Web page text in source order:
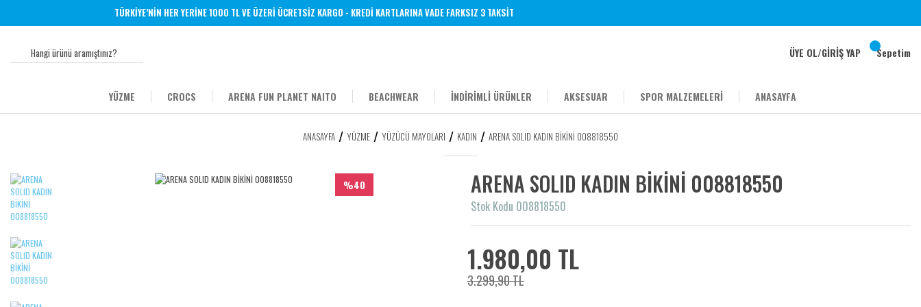
TÜRKİYE’NİN HER YERİNE 1000 TL VE ÜZERİ ÜCRETSİZ KARGO - KREDİ KARTLARINA VADE FARKSIZ 3 TAKSİT
ÜYE OL/GİRİŞ YAP Sepetim
YÜZME CROCS ARENA FUN PLANET NAITO BEACHWEAR İNDİRİMLİ ÜRÜNLER AKSESUAR SPOR MALZEMELERİ ANASAYFA
ANASAYFA YÜZME YÜZÜCÜ MAYOLARI KADIN ARENA SOLID KADIN BİKİNİ 008818550
%40 ARENA SOLID KADIN BİKİNİ 008818550
Stok Kodu 008818550
1.980,00 TL
3.299,90 TL